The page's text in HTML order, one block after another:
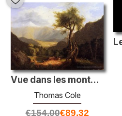
Vue dans les montagnes blanches
Thomas Cole
€154.00€89.32